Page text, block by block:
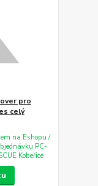
pro
celý
na Eshopu /
PC-
Kobeřice